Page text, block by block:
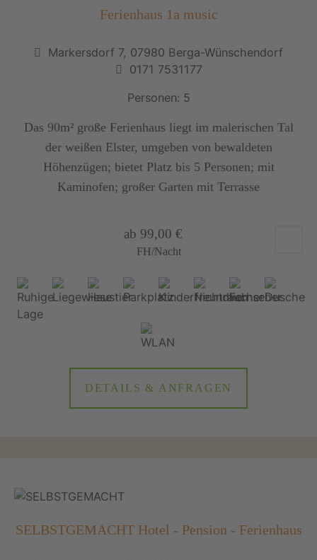
Ferienhaus 1a music
Markersdorf 7, 07980 Berga-Wünschendorf
0171 7531177
Personen: 5
Das 90m² große Ferienhaus liegt im malerischen Tal
der weißen Elster, umgeben von bewaldeten
Höhenzügen; bietet Platz bis 5 Personen; mit
Kaminofen; großer Garten mit Terrasse
ab 99,00 €
FH/Nacht
DETAILS & ANFRAGEN
SELBSTGEMACHT Hotel - Pension - Ferienhaus